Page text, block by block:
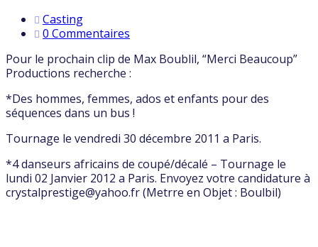
Casting
0 Commentaires
Pour le prochain clip de Max Boublil, “Merci Beaucoup”
Productions recherche :
*Des hommes, femmes, ados et enfants pour des
séquences dans un bus !
Tournage le vendredi 30 décembre 2011 a Paris.
*4 danseurs africains de coupé/décalé – Tournage le
lundi 02 Janvier 2012 a Paris. Envoyez votre candidature à
crystalprestige@yahoo.fr (Metrre en Objet : Boulbil)